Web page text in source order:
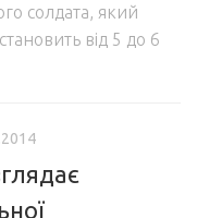
солдата, який
від 5 до 6